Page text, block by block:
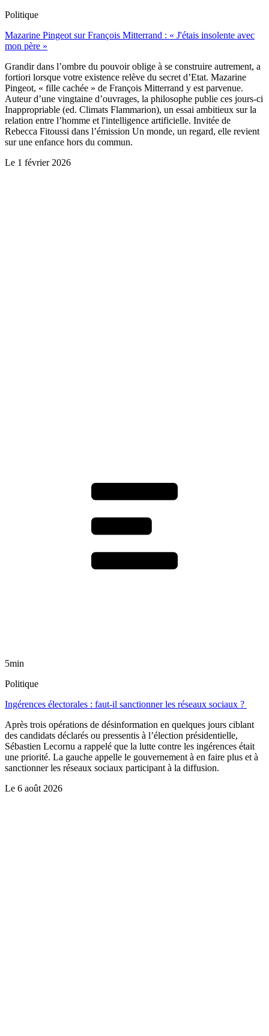
Politique
Mazarine Pingeot sur François Mitterrand : « J'étais insolente avec
mon père »
Grandir dans l’ombre du pouvoir oblige à se construire autrement, a
fortiori lorsque votre existence relève du secret d’Etat. Mazarine
Pingeot, « fille cachée » de François Mitterrand y est parvenue.
Auteur d’une vingtaine d’ouvrages, la philosophe publie ces jours-ci
Inappropriable (ed. Climats Flammarion), un essai ambitieux sur la
relation entre l’homme et l'intelligence artificielle. Invitée de
Rebecca Fitoussi dans l’émission Un monde, un regard, elle revient
sur une enfance hors du commun.
Le 1 février 2026
5min
Politique
Ingérences électorales : faut-il sanctionner les réseaux sociaux ?
Après trois opérations de désinformation en quelques jours ciblant
des candidats déclarés ou pressentis à l’élection présidentielle,
Sébastien Lecornu a rappelé que la lutte contre les ingérences était
une priorité. La gauche appelle le gouvernement à en faire plus et à
sanctionner les réseaux sociaux participant à la diffusion.
Le 6 août 2026